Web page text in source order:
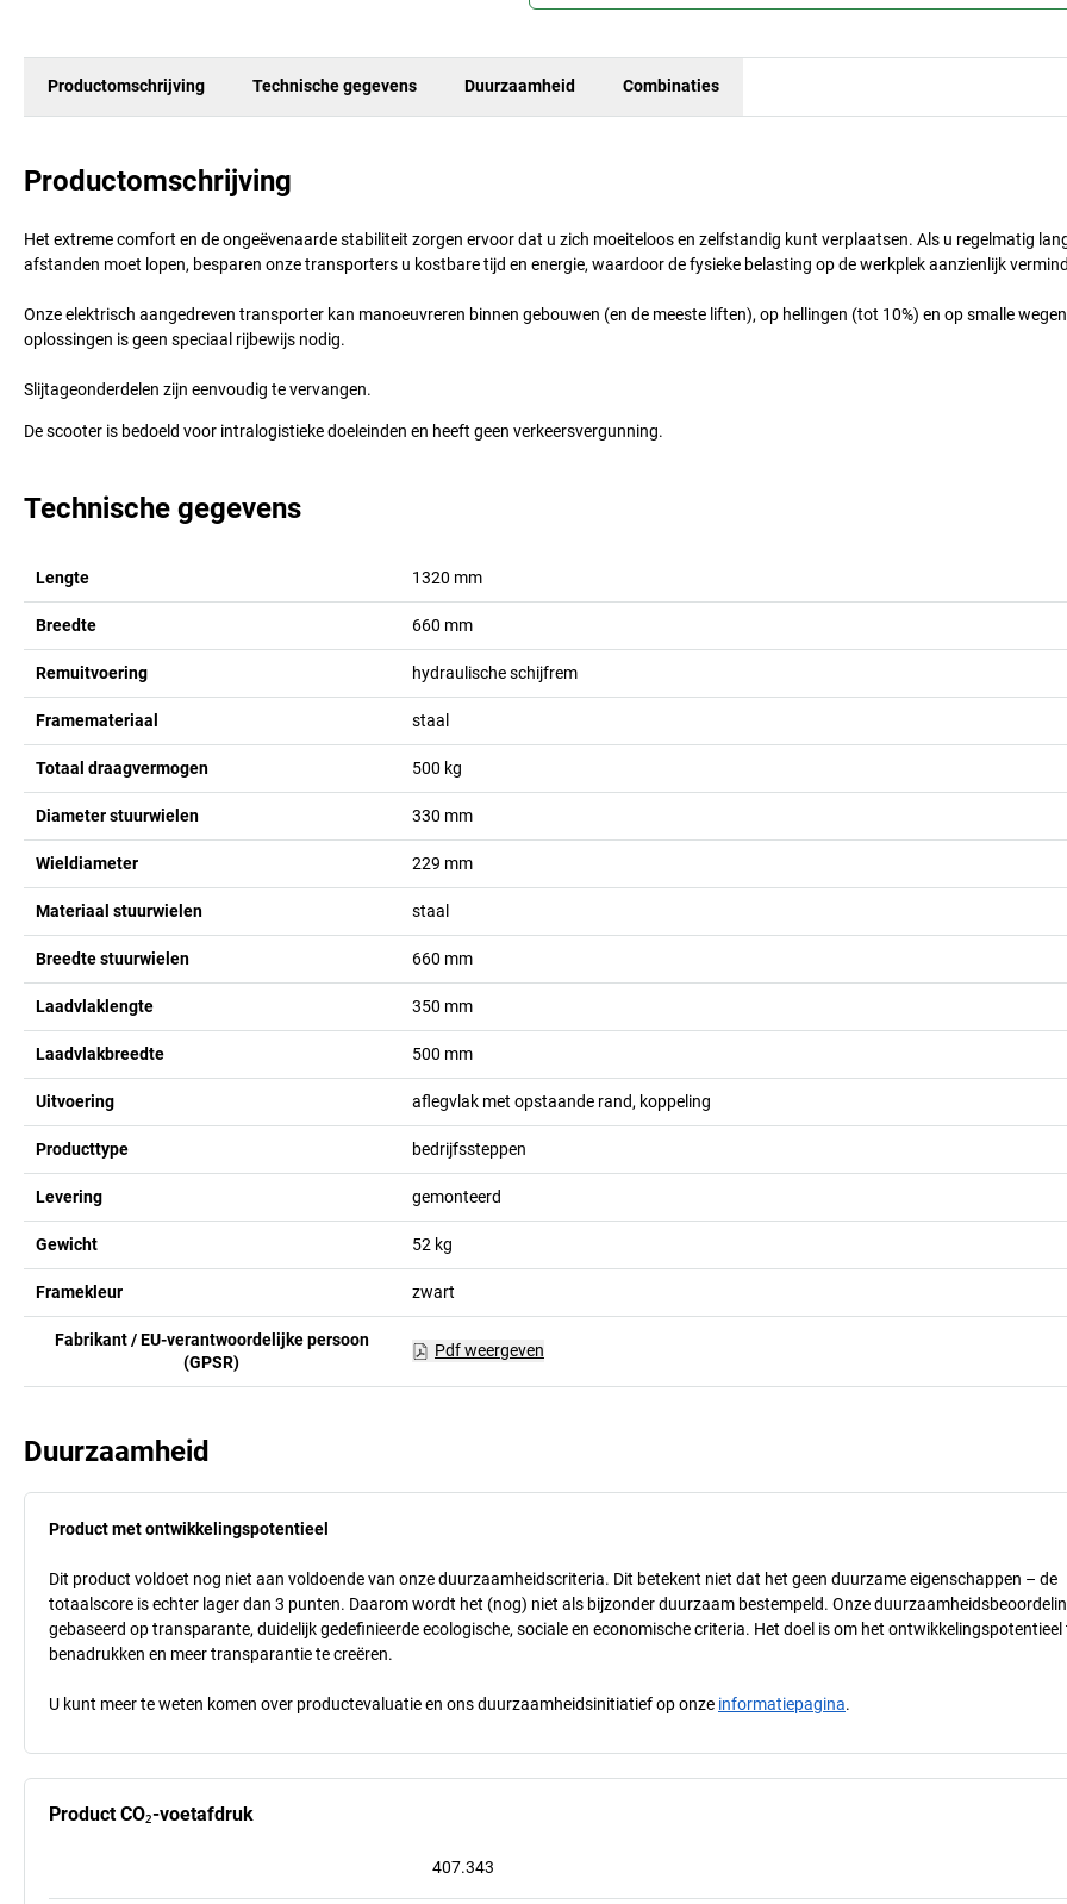
Productomschrijving Technische gegevens Duurzaamheid Combinaties
Productomschrijving
Het extreme comfort en de ongeëvenaarde stabiliteit zorgen ervoor dat u zich moeiteloos en zelfstandig kunt verplaatsen. Als u regelmatig
afstanden moet lopen, besparen onze transporters u kostbare tijd en energie, waardoor de fysieke belasting op de werkplek aanzienlijk
Onze elektrisch aangedreven transporter kan manoeuvreren binnen gebouwen (en de meeste liften), op hellingen (tot 10%) en op smalle
oplossingen is geen speciaal rijbewijs nodig.
Slijtageonderdelen zijn eenvoudig te vervangen.
De scooter is bedoeld voor intralogistieke doeleinden en heeft geen verkeersvergunning.
Technische gegevens
Lengte 1320 mm
Breedte 660 mm
Remuitvoering hydraulische schijfrem
Framemateriaal staal
Totaal draagvermogen 500 kg
Diameter stuurwielen 330 mm
Wieldiameter 229 mm
Materiaal stuurwielen staal
Breedte stuurwielen 660 mm
Laadvlaklengte 350 mm
Laadvlakbreedte 500 mm
Uitvoering aflegvlak met opstaande rand, koppeling
Producttype bedrijfssteppen
Levering gemonteerd
Gewicht 52 kg
Framekleur zwart
Fabrikant / EU-verantwoordelijke persoon
(GPSR)
Pdf weergeven
Duurzaamheid
Product met ontwikkelingspotentieel
Dit product voldoet nog niet aan voldoende van onze duurzaamheidscriteria. Dit betekent niet dat het geen duurzame eigenschappen – de
totaalscore is echter lager dan 3 punten. Daarom wordt het (nog) niet als bijzonder duurzaam bestempeld. Onze
gebaseerd op transparante, duidelijk gedefinieerde ecologische, sociale en economische criteria. Het doel is om het ontwikkelingspotentieel
benadrukken en meer transparantie te creëren.
U kunt meer te weten komen over productevaluatie en ons duurzaamheidsinitiatief op onze informatiepagina.
Product CO₂-voetafdruk
407.343